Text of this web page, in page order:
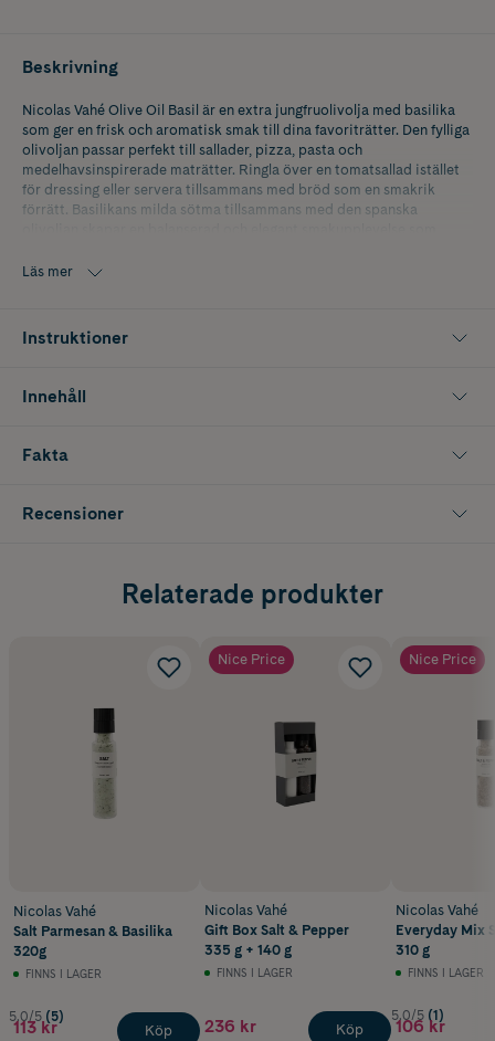
Beskrivning
Nicolas Vahé Olive Oil Basil är en extra jungfruolivolja med basilika
som ger en frisk och aromatisk smak till dina favoriträtter. Den fylliga
olivoljan passar perfekt till sallader, pizza, pasta och
medelhavsinspirerade maträtter. Ringla över en tomatsallad istället
för dressing eller servera tillsammans med bröd som en smakrik
förrätt. Basilikans milda sötma tillsammans med den spanska
Läs mer
Instruktioner
Innehåll
Fakta
Recensioner
Relaterade produkter
Nicolas Vahé
Salt Parmesan & Basilika
320g
FINNS I LAGER
5.0/5 (5)
113 kr Köp
Nice Price
Nicolas Vahé
Gift Box Salt & Pepper
335 g + 140 g
FINNS I LAGER
236 kr Köp
Nice Price
Nicolas Vahé
Everyday Mix
310 g
FINNS I LAGER
5.0/5 (1)
106 kr